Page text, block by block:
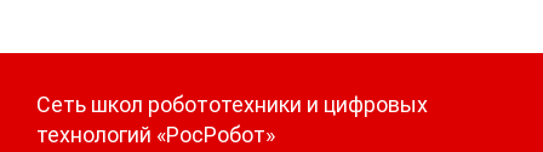
Сеть школ робототехники и цифровых
технологий «РосРобот»